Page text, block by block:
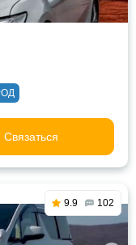
Связаться
9.9 102